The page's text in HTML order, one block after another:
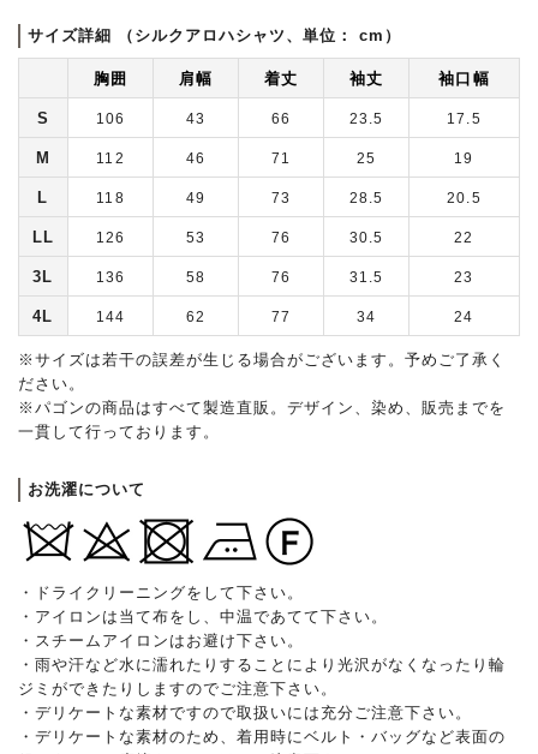
サイズ詳細 （シルクアロハシャツ、単位： cm）
胸囲 肩幅 着丈 袖丈 袖口幅
S 106 43 66 23.5 17.5
M 112 46 71 25 19
L 118 49 73 28.5 20.5
LL 126 53 76 30.5 22
3L 136 58 76 31.5 23
4L 144 62 77 34 24
※サイズは若干の誤差が生じる場合がございます。予めご了承く
ださい。
※パゴンの商品はすべて製造直販。デザイン、染め、販売までを
一貫して行っております。
お洗濯について
・ドライクリーニングをして下さい。
・アイロンは当て布をし、中温であてて下さい。
・スチームアイロンはお避け下さい。
・雨や汗など水に濡れたりすることにより光沢がなくなったり輪
ジミができたりしますのでご注意下さい。
・デリケートな素材ですので取扱いには充分ご注意下さい。
・デリケートな素材のため、着用時にベルト・バッグなど表面の